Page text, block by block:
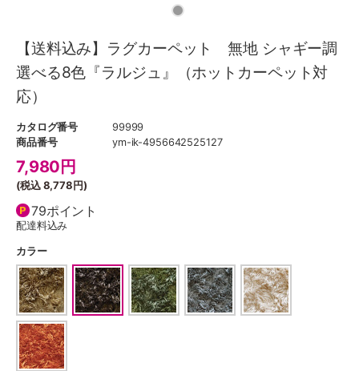
【送料込み】ラグカーペット 無地 シャギー調
選べる8色『ラルジュ』（ホットカーペット対
応）
カタログ番号
99999
商品番号
ym-ik-4956642525127
7,980 円
(税込8,778円)
79ポイント
配達料込み
カラー